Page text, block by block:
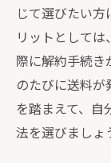
じて選びたい
リットとして
際に解約手続き
のたびに送料が
を踏まえて、
法を選びましょ